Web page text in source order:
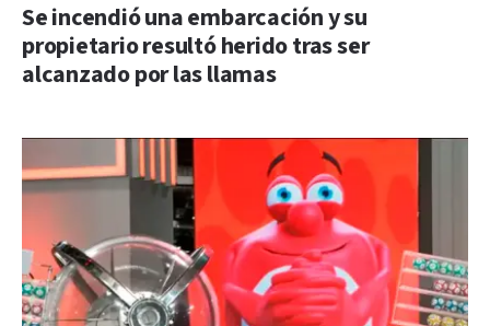
Se incendió una embarcación y su
propietario resultó herido tras ser
alcanzado por las llamas